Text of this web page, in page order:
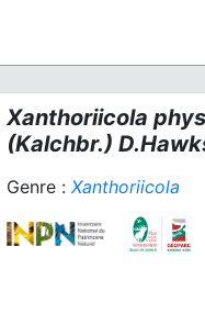
Xanthoriicola
(Kalchbr.)
Genre : Xanthoriicola